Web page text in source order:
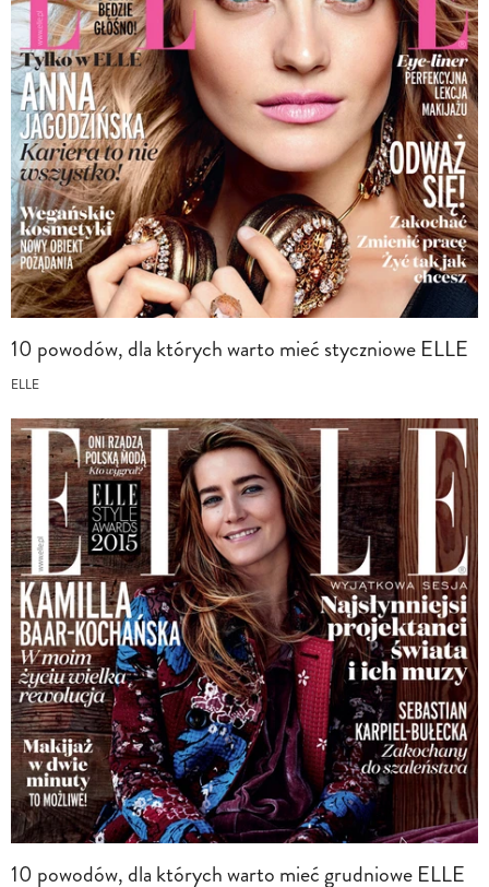
10 powodów, dla których warto mieć styczniowe ELLE
ELLE
10 powodów, dla których warto mieć grudniowe ELLE